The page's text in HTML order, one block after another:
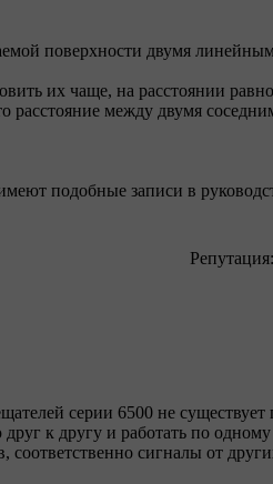
поверхности двумя
их чаще, на расстоянии
расстояние между двумя
подобные записи в
Репутация:
серии 6500 не
к другу и работать по
соответственно сигналы от